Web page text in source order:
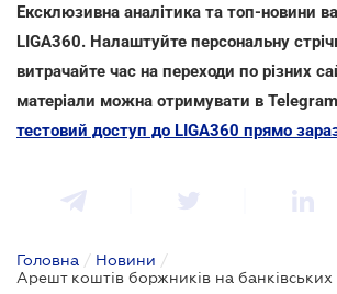
Ексклюзивна аналітика та топ-новини
LIGA360. Налаштуйте персональну
витрачайте час на переходи по різних
матеріали можна отримувати в
тестовий доступ до LIGA360 прямо
Головна / Новини /